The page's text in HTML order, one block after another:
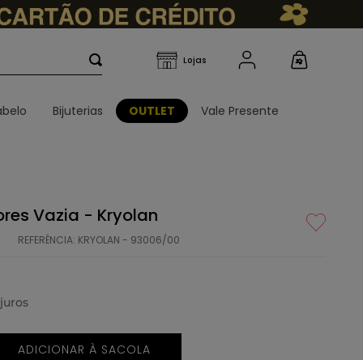
Bijuterias OUTLET Vale Presente
Vazia - Kryolan
REFERÊNCIA: KRYOLAN - 93006/00
ADICIONAR À SACOLA